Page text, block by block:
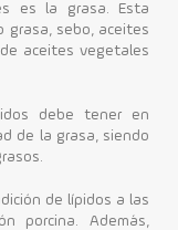
es la grasa. Esta
grasa, sebo, aceites
aceites vegetales
debe tener en
de la grasa, siendo
de lípidos a las
porcina. Además,